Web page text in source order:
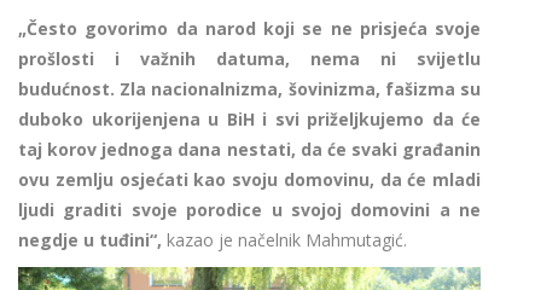
„Često govorimo da narod koji se ne prisjeća svoje
prošlosti i važnih datuma, nema ni svijetlu
budućnost. Zla nacionalnizma, šovinizma, fašizma su
duboko ukorijenjena u BiH i svi priželjkujemo da će
taj korov jednoga dana nestati, da će svaki građanin
ovu zemlju osjećati kao svoju domovinu, da će mladi
ljudi graditi svoje porodice u svojoj domovini a ne
negdje u tuđini“, kazao je načelnik Mahmutagić.